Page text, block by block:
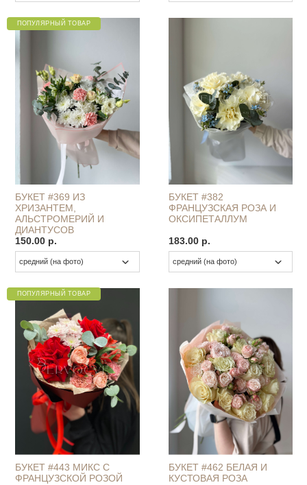
ПОПУЛЯРНЫЙ ТОВАР
БУКЕТ #369 ИЗ
ХРИЗАНТЕМ,
АЛЬСТРОМЕРИЙ И
ДИАНТУСОВ
150.00 р.
БУКЕТ #382
ФРАНЦУЗСКАЯ РОЗА И
ОКСИПЕТАЛЛУМ
183.00 р.
ПОПУЛЯРНЫЙ ТОВАР
БУКЕТ #443 МИКС С
ФРАНЦУЗСКОЙ РОЗОЙ
БУКЕТ #462 БЕЛАЯ И
КУСТОВАЯ РОЗА